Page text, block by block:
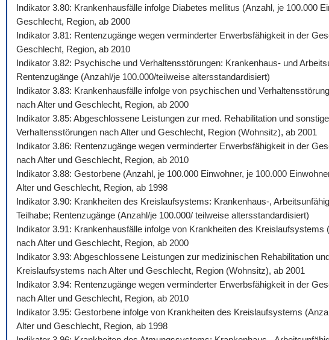
Indikator 3.80: Krankenhausfälle infolge Diabetes mellitus (Anzahl, je 100.000
Geschlecht, Region, ab 2000
Indikator 3.81: Rentenzugänge wegen verminderter Erwerbsfähigkeit in der
Geschlecht, Region, ab 2010
Indikator 3.82: Psychische und Verhaltensstörungen: Krankenhaus- und
Rentenzugänge (Anzahl/je 100.000/teilweise altersstandardisiert)
Indikator 3.83: Krankenhausfälle infolge von psychischen und
nach Alter und Geschlecht, Region, ab 2000
Indikator 3.85: Abgeschlossene Leistungen zur med. Rehabilitation und
Verhaltensstörungen nach Alter und Geschlecht, Region (Wohnsitz), ab 2001
Indikator 3.86: Rentenzugänge wegen verminderter Erwerbsfähigkeit in der
nach Alter und Geschlecht, Region, ab 2010
Indikator 3.88: Gestorbene (Anzahl, je 100.000 Einwohner, je 100.000
Alter und Geschlecht, Region, ab 1998
Indikator 3.90: Krankheiten des Kreislaufsystems: Krankenhaus-,
Teilhabe; Rentenzugänge (Anzahl/je 100.000/ teilweise altersstandardisiert)
Indikator 3.91: Krankenhausfälle infolge von Krankheiten des
nach Alter und Geschlecht, Region, ab 2000
Indikator 3.93: Abgeschlossene Leistungen zur medizinischen Rehabilitation
Kreislaufsystems nach Alter und Geschlecht, Region (Wohnsitz), ab 2001
Indikator 3.94: Rentenzugänge wegen verminderter Erwerbsfähigkeit in der
nach Alter und Geschlecht, Region, ab 2010
Indikator 3.95: Gestorbene infolge von Krankheiten des Kreislaufsystems
Alter und Geschlecht, Region, ab 1998